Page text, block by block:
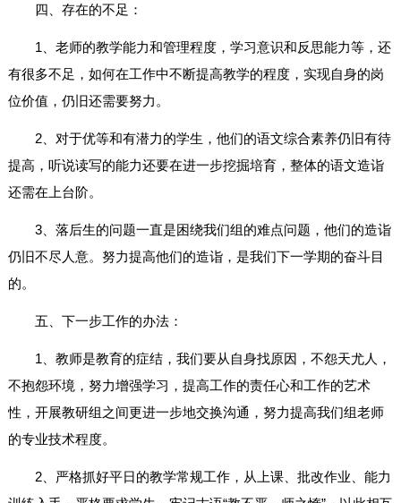
四、存在的不足：
1、老师的教学能力和管理程度，学习意识和反思能力等，还
有很多不足，如何在工作中不断提高教学的程度，实现自身的岗
位价值，仍旧还需要努力。
2、对于优等和有潜力的学生，他们的语文综合素养仍旧有待
提高，听说读写的能力还要在进一步挖掘培育，整体的语文造诣
还需在上台阶。
3、落后生的问题一直是困绕我们组的难点问题，他们的造诣
仍旧不尽人意。努力提高他们的造诣，是我们下一学期的奋斗目
的。
五、下一步工作的办法：
1、教师是教育的症结，我们要从自身找原因，不怨天尤人，
不抱怨环境，努力增强学习，提高工作的责任心和工作的艺术
性，开展教研组之间更进一步地交换沟通，努力提高我们组老师
的专业技术程度。
2、严格抓好平日的教学常规工作，从上课、批改作业、能力